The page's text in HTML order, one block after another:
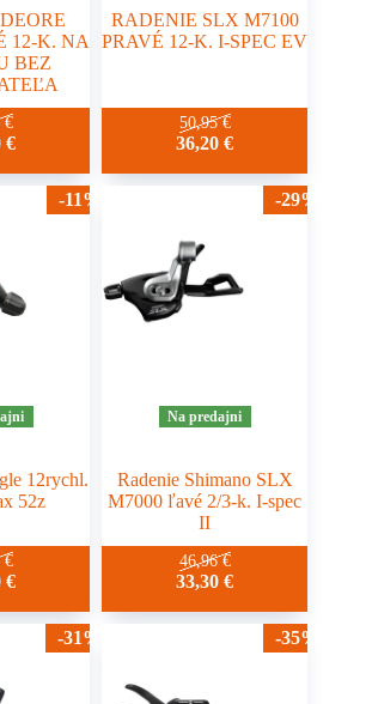
12-K. NA
BEZ
€
€
RADENIE SLX M7100
PRAVÉ 12-K. I-SPEC EV
50,95€
36,20€
-11%
12rychl.
52z
€
€
-29%
Na predajni
Radenie Shimano SLX
M7000 ľavé 2/3-k. I-spec
II
46,96€
33,30€
-31% -35%